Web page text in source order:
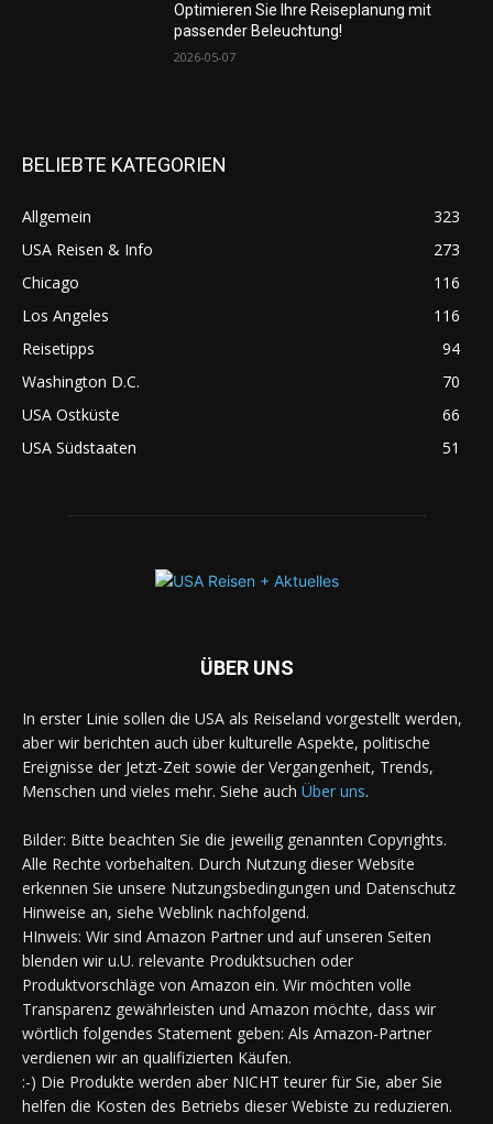
Optimieren Sie Ihre Reiseplanung mit
passender Beleuchtung!
2026-05-07
BELIEBTE KATEGORIEN
Allgemein
323
USA Reisen & Info
273
Chicago
116
Los Angeles
116
Reisetipps
94
Washington D.C.
70
USA Ostküste
66
USA Südstaaten
51
ÜBER UNS
In erster Linie sollen die USA als Reiseland vorgestellt werden,
aber wir berichten auch über kulturelle Aspekte, politische
Ereignisse der Jetzt-Zeit sowie der Vergangenheit, Trends,
Menschen und vieles mehr. Siehe auch Über uns.
Bilder: Bitte beachten Sie die jeweilig genannten Copyrights.
Alle Rechte vorbehalten. Durch Nutzung dieser Website
erkennen Sie unsere Nutzungsbedingungen und Datenschutz
Hinweise an, siehe Weblink nachfolgend.
HInweis: Wir sind Amazon Partner und auf unseren Seiten
blenden wir u.U. relevante Produktsuchen oder
Produktvorschläge von Amazon ein. Wir möchten volle
Transparenz gewährleisten und Amazon möchte, dass wir
wörtlich folgendes Statement geben: Als Amazon-Partner
verdienen wir an qualifizierten Käufen.
:-) Die Produkte werden aber NICHT teurer für Sie, aber Sie
helfen die Kosten des Betriebs dieser Webiste zu reduzieren.